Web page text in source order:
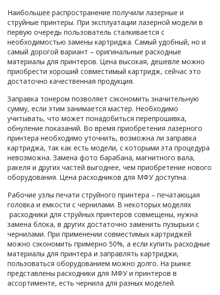
Наибольшее распространение получили лазерные и
струйные принтеры. При эксплуатации лазерной модели в
первую очередь пользователь сталкивается с
необходимостью замены картриджа. Самый удобный, но и
самый дорогой вариант – оригинальные расходные
материалы для принтеров. Цена высокая, дешевле можно
приобрести хороший совместимый картридж, сейчас это
достаточно качественная продукция.
Заправка тонером позволяет сэкономить значительную
сумму, если этим занимается мастер. Необходимо
учитывать, что может понадобиться перепрошивка,
обнуление показаний. Во время приобретения лазерного
принтера необходимо уточнить, возможна ли заправка
картриджа, так как есть модели, с которыми эта процедура
невозможна. Замена фото барабана, магнитного вала,
ракеля и других частей выгоднее, чем приобретение нового
оборудования. Цена расходников для МФУ доступна.
Рабочие узлы печати струйного принтера – печатающая
головка и емкости с чернилами. В некоторых моделях
расходники для струйных принтеров совмещены, нужна
замена блока, в других достаточно заменить пузырьки с
чернилами. При применении совместимых картриджей
можно сэкономить примерно 50%, а если купить расходные
материалы для принтера и заправлять картриджи,
пользоваться оборудованием можно долго. На рынке
представлены расходники для МФУ и принтеров в
ассортименте, есть чернила для разных моделей.